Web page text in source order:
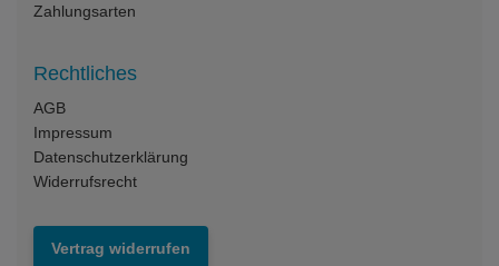
Zahlungsarten
Rechtliches
AGB
Impressum
Datenschutzerklärung
Widerrufsrecht
Vertrag widerrufen